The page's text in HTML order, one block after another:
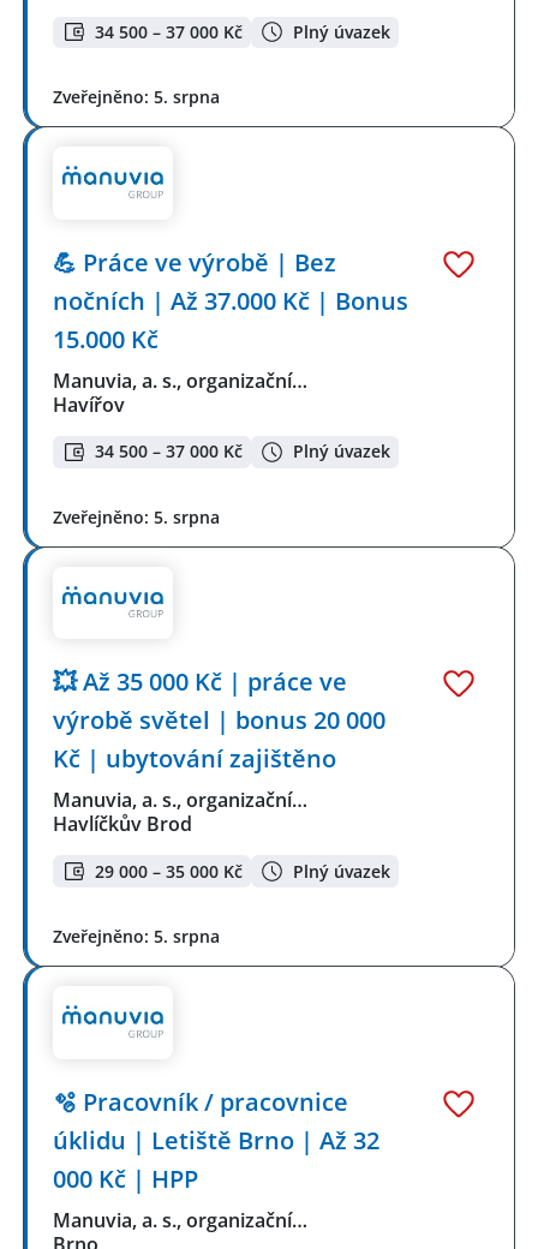
34 500 – 37 000 Kč Plný úvazek
Zveřejněno: 5. srpna
💪 Práce ve výrobě | Bez
nočních | Až 37.000 Kč | Bonus
15.000 Kč
Manuvia, a. s., organizační…
Havířov
34 500 – 37 000 Kč Plný úvazek
Zveřejněno: 5. srpna
💥 Až 35 000 Kč | práce ve
výrobě světel | bonus 20 000
Kč | ubytování zajištěno
Manuvia, a. s., organizační…
Havlíčkův Brod
29 000 – 35 000 Kč Plný úvazek
Zveřejněno: 5. srpna
🫧 Pracovník / pracovnice
úklidu | Letiště Brno | Až 32
000 Kč | HPP
Manuvia, a. s., organizační…